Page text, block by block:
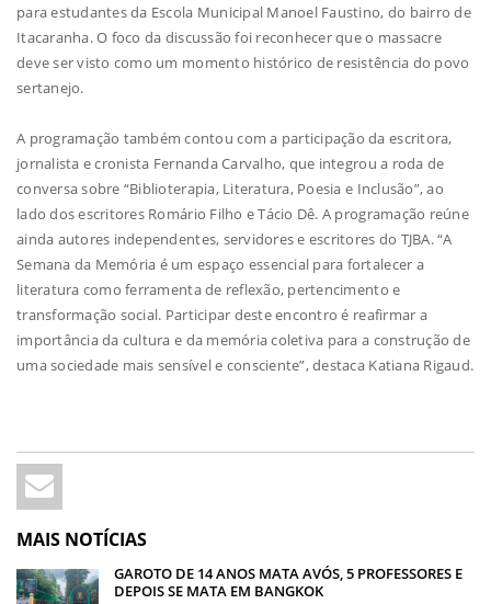
para estudantes da Escola Municipal Manoel Faustino, do bairro de
Itacaranha. O foco da discussão foi reconhecer que o massacre
deve ser visto como um momento histórico de resistência do povo
sertanejo.
A programação também contou com a participação da escritora,
jornalista e cronista Fernanda Carvalho, que integrou a roda de
conversa sobre “Biblioterapia, Literatura, Poesia e Inclusão”, ao
lado dos escritores Romário Filho e Tácio Dê. A programação reúne
ainda autores independentes, servidores e escritores do TJBA. “A
Semana da Memória é um espaço essencial para fortalecer a
literatura como ferramenta de reflexão, pertencimento e
transformação social. Participar deste encontro é reafirmar a
importância da cultura e da memória coletiva para a construção de
uma sociedade mais sensível e consciente”, destaca Katiana Rigaud.
MAIS NOTÍCIAS
GAROTO DE 14 ANOS MATA AVÓS, 5 PROFESSORES E
DEPOIS SE MATA EM BANGKOK